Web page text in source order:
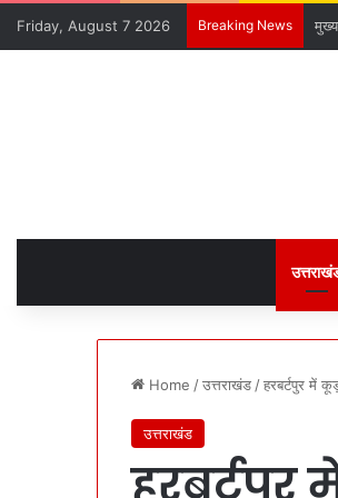
Friday, August 7 2026 Breaking News
Home /उत्तराखंड /हरबर्टपुर में
उत्तराखंड
हरबर्टपुर